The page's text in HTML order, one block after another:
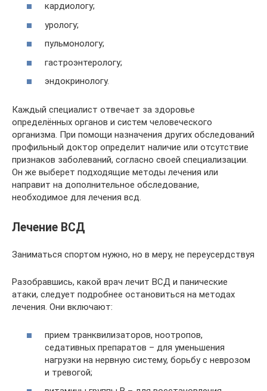
кардиологу;
урологу;
пульмонологу;
гастроэнтерологу;
эндокринологу.
Каждый специалист отвечает за здоровье
определённых органов и систем человеческого
организма. При помощи назначения других обследований
профильный доктор определит наличие или отсутствие
признаков заболеваний, согласно своей специализации.
Он же выберет подходящие методы лечения или
направит на дополнительное обследование,
необходимое для лечения всд.
Лечение ВСД
Заниматься спортом нужно, но в меру, не переусердствуя
Разобравшись, какой врач лечит ВСД и панические
атаки, следует подробнее остановиться на методах
лечения. Они включают:
прием транквилизаторов, ноотропов,
седативных препаратов – для уменьшения
нагрузки на нервную систему, борьбу с неврозом
и тревогой;